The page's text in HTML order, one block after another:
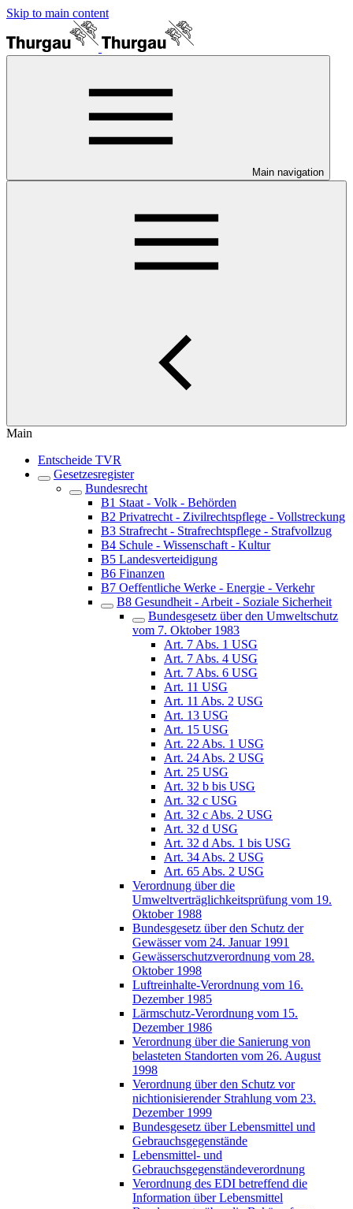
Skip to main content
Main navigation
Main
Entscheide TVR
Gesetzesregister
Bundesrecht
B1 Staat - Volk - Behörden
B2 Privatrecht - Zivilrechtspflege - Vollstreckung
B3 Strafrecht - Strafrechtspflege - Strafvollzug
B4 Schule - Wissenschaft - Kultur
B5 Landesverteidigung
B6 Finanzen
B7 Oeffentliche Werke - Energie - Verkehr
B8 Gesundheit - Arbeit - Soziale Sicherheit
Bundesgesetz über den Umweltschutz
vom 7. Oktober 1983
Art. 7 Abs. 1 USG
Art. 7 Abs. 4 USG
Art. 7 Abs. 6 USG
Art. 11 USG
Art. 11 Abs. 2 USG
Art. 13 USG
Art. 15 USG
Art. 22 Abs. 1 USG
Art. 24 Abs. 2 USG
Art. 25 USG
Art. 32 b bis USG
Art. 32 c USG
Art. 32 c Abs. 2 USG
Art. 32 d USG
Art. 32 d Abs. 1 bis USG
Art. 34 Abs. 2 USG
Art. 65 Abs. 2 USG
Verordnung über die
Umweltverträglichkeitsprüfung vom 19.
Oktober 1988
Bundesgesetz über den Schutz der
Gewässer vom 24. Januar 1991
Gewässerschutzverordnung vom 28.
Oktober 1998
Luftreinhalte-Verordnung vom 16.
Dezember 1985
Lärmschutz-Verordnung vom 15.
Dezember 1986
Verordnung über die Sanierung von
belasteten Standorten vom 26. August
1998
Verordnung über den Schutz vor
nichtionisierender Strahlung vom 23.
Dezember 1999
Bundesgesetz über Lebensmittel und
Gebrauchsgegenstände
Lebensmittel- und
Gebrauchsgegenständeverordnung
Verordnung des EDI betreffend die
Information über Lebensmittel